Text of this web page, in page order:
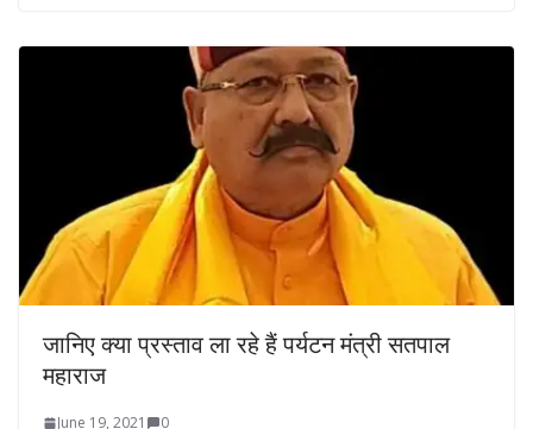
जानिए क्या प्रस्ताव ला रहे हैं पर्यटन मंत्री सतपाल
महाराज
June 19, 2021 0